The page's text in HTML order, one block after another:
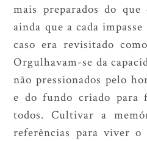
mais preparados do
ainda que a cada
caso era revisitado
Orgulhavam-se da
não pressionados pelo
e do fundo criado para
todos. Cultivar a
referências para viver